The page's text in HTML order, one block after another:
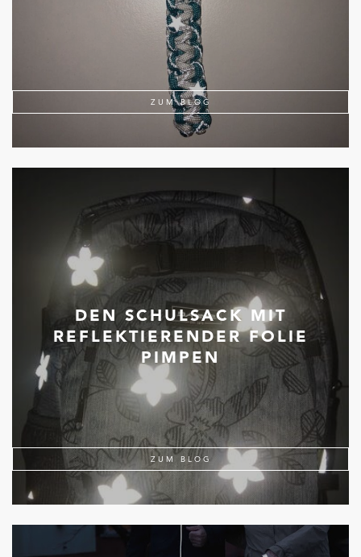
ZUM BLOG
DEN SCHULSACK MIT
REFLEKTIERENDER FOLIE
PIMPEN
ZUM BLOG